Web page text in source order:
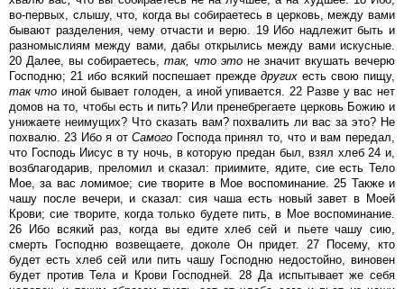
во-первых, слышу, что, когда вы собираетесь в церковь, между вами
бывают разделения, чему отчасти и верю. 19 Ибо надлежит быть и
разномыслиям между вами, дабы открылись между вами искусные.
20 Далее, вы собираетесь, так, что это не значит вкушать вечерю
Господню; 21 ибо всякий поспешает прежде других есть свою пищу,
так что иной бывает голоден, а иной упивается. 22 Разве у вас нет
домов на то, чтобы есть и пить? Или пренебрегаете церковь Божию и
унижаете неимущих? Что сказать вам? похвалить ли вас за это? Не
похвалю. 23 Ибо я от Самого Господа принял то, что и вам передал,
что Господь Иисус в ту ночь, в которую предан был, взял хлеб 24 и,
возблагодарив, преломил и сказал: приимите, ядите, сие есть Тело
Мое, за вас ломимое; сие творите в Мое воспоминание. 25 Также и
чашу после вечери, и сказал: сия чаша есть новый завет в Моей
Крови; сие творите, когда только будете пить, в Мое воспоминание.
26 Ибо всякий раз, когда вы едите хлеб сей и пьете чашу сию,
смерть Господню возвещаете, доколе Он придет. 27 Посему, кто
будет есть хлеб сей или пить чашу Господню недостойно, виновен
будет против Тела и Крови Господней. 28 Да испытывает же себя